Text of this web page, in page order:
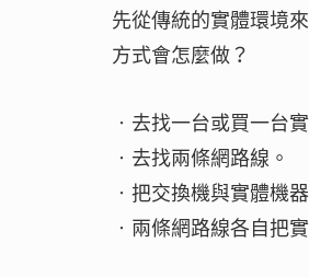
先從傳統的實體環境
方式會怎麼做？
‧去找一台或買一台
‧去找兩條網路線。
‧把交換機與實體機
‧兩條網路線各自把